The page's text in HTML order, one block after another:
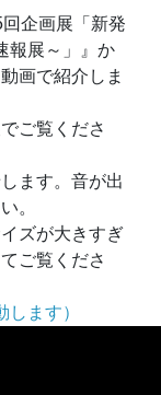
企画展「新発
報展～」』か
画で紹介しま
ご覧くださ
ます。音が出
。
ズが大きすぎ
ご覧くださ
ます）